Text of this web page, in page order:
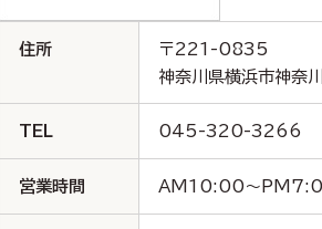
住所
〒221-0835
神奈川県横浜市神奈
TEL 045-320-3266
営業時間 AM10:00～